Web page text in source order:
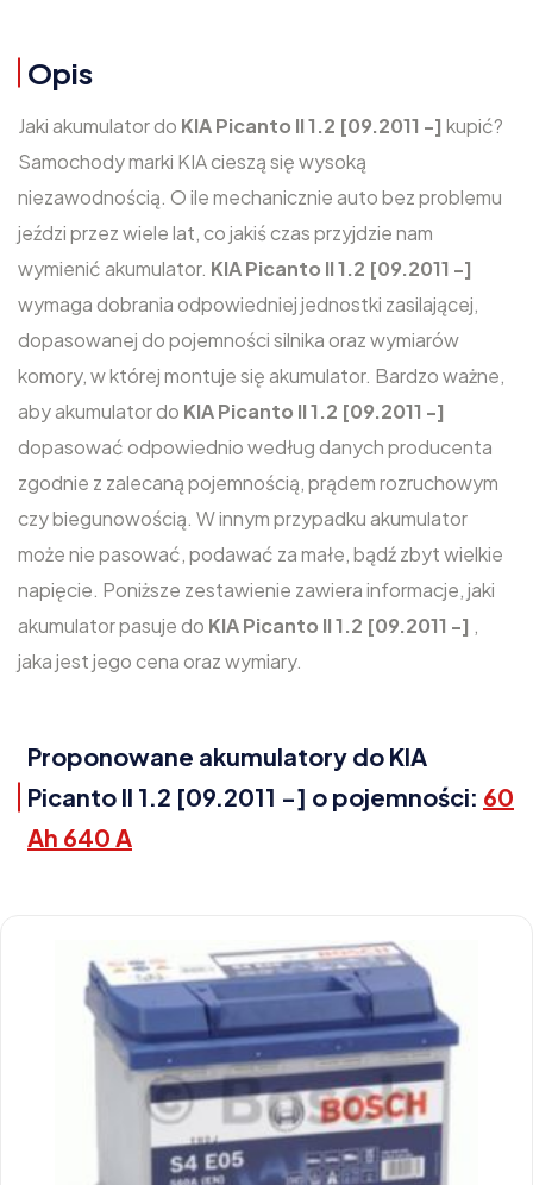
Opis
Jaki akumulator do KIA Picanto II 1.2 [09.2011 -] kupić?
Samochody marki KIA cieszą się wysoką
niezawodnością. O ile mechanicznie auto bez problemu
jeździ przez wiele lat, co jakiś czas przyjdzie nam
wymienić akumulator. KIA Picanto II 1.2 [09.2011 -]
wymaga dobrania odpowiedniej jednostki zasilającej,
dopasowanej do pojemności silnika oraz wymiarów
komory, w której montuje się akumulator. Bardzo ważne,
aby akumulator do KIA Picanto II 1.2 [09.2011 -]
dopasować odpowiednio według danych producenta
zgodnie z zalecaną pojemnością, prądem rozruchowym
czy biegunowością. W innym przypadku akumulator
może nie pasować, podawać za małe, bądź zbyt wielkie
napięcie. Poniższe zestawienie zawiera informacje, jaki
akumulator pasuje do KIA Picanto II 1.2 [09.2011 -] ,
jaka jest jego cena oraz wymiary.
Proponowane akumulatory do KIA
Picanto II 1.2 [09.2011 -] o pojemności: 60
Ah 640 A